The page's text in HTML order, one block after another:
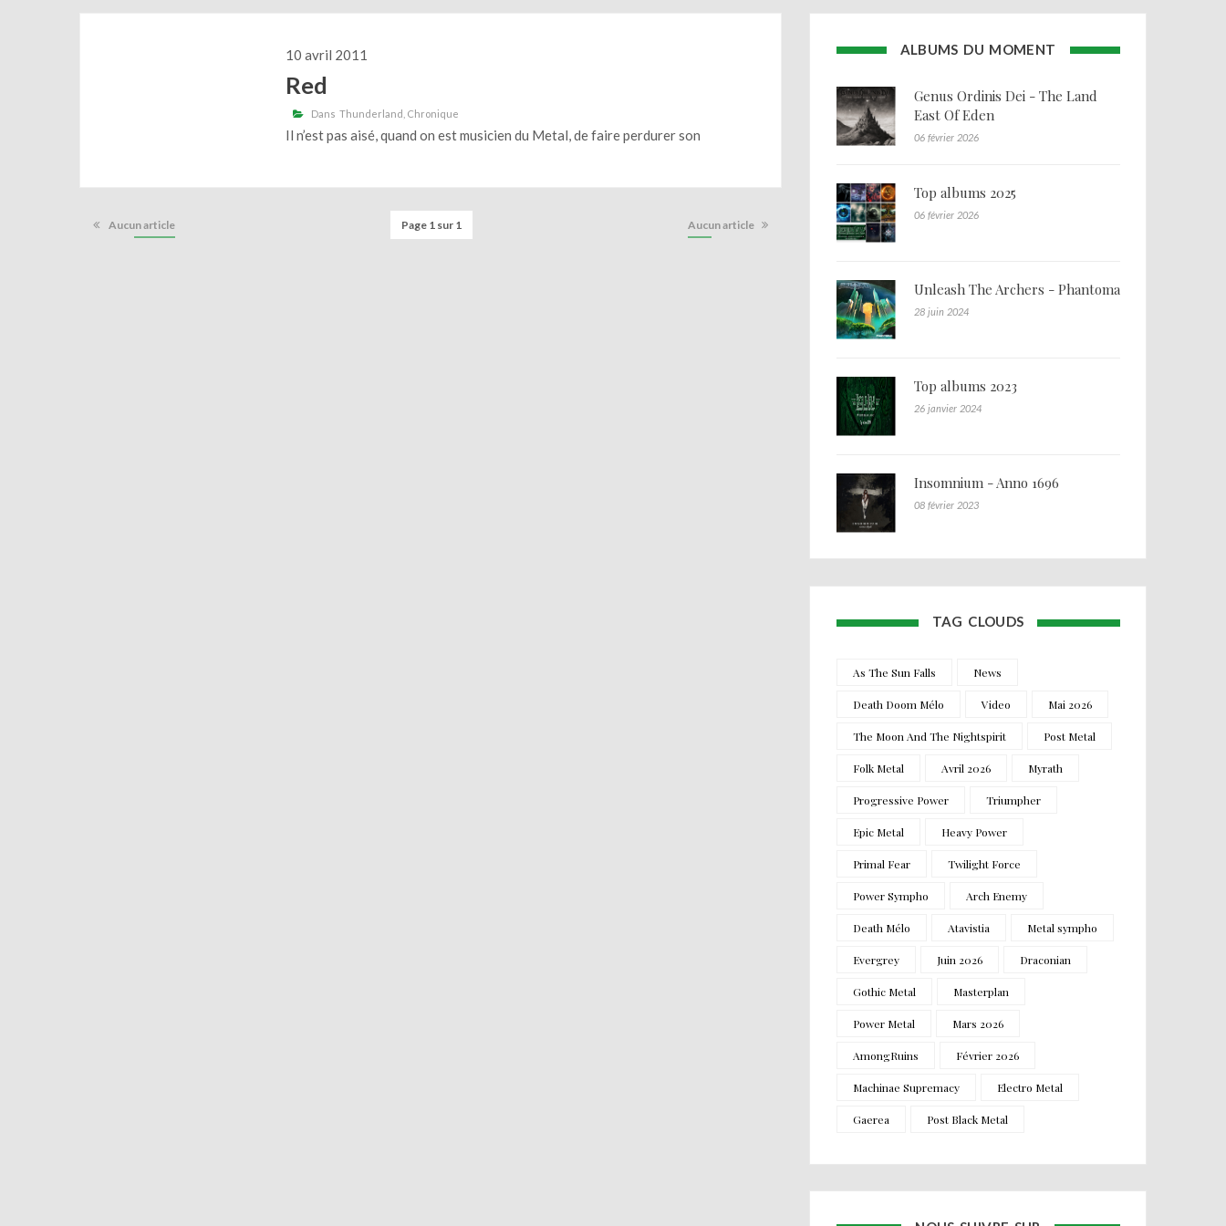
10 avril 2011
Red
Dans Thunderland Chronique
Il n’est pas aisé, quand on est musicien du Metal, de faire perdurer son
Aucun article Page 1 sur 1 Aucun article
ALBUMS DU MOMENT
Genus Ordinis Dei - The Land
East Of Eden
06 février 2026
Top albums 2025
06 février 2026
Unleash The Archers - Phantoma
28 juin 2024
Top albums 2023
26 janvier 2024
Insomnium - Anno 1696
08 février 2023
TAG CLOUDS
As The Sun Falls News
Death Doom Mélo Video Mai 2026
The Moon And The Nightspirit Post Metal
Folk Metal Avril 2026 Myrath
Progressive Power Triumpher
Epic Metal Heavy Power
Primal Fear Twilight Force
Power Sympho Arch Enemy
Death Mélo Atavistia Metal sympho
Evergrey Juin 2026 Draconian
Gothic Metal Masterplan
Power Metal Mars 2026
AmongRuins Février 2026
Machinae Supremacy Electro Metal
Gaerea Post Black Metal